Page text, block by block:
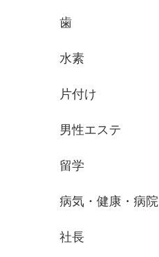
歯
水素
片付け
男性エステ
留学
病気・健康・病院
社長